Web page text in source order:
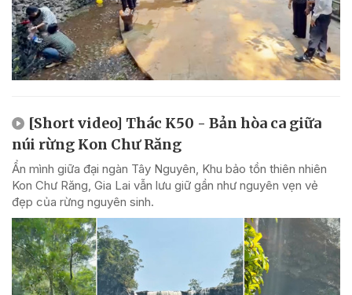
[Short video] Thác K50 - Bản hòa ca giữa
núi rừng Kon Chư Răng
Ẩn mình giữa đại ngàn Tây Nguyên, Khu bảo tồn thiên nhiên
Kon Chư Răng, Gia Lai vẫn lưu giữ gần như nguyên vẹn vẻ
đẹp của rừng nguyên sinh.